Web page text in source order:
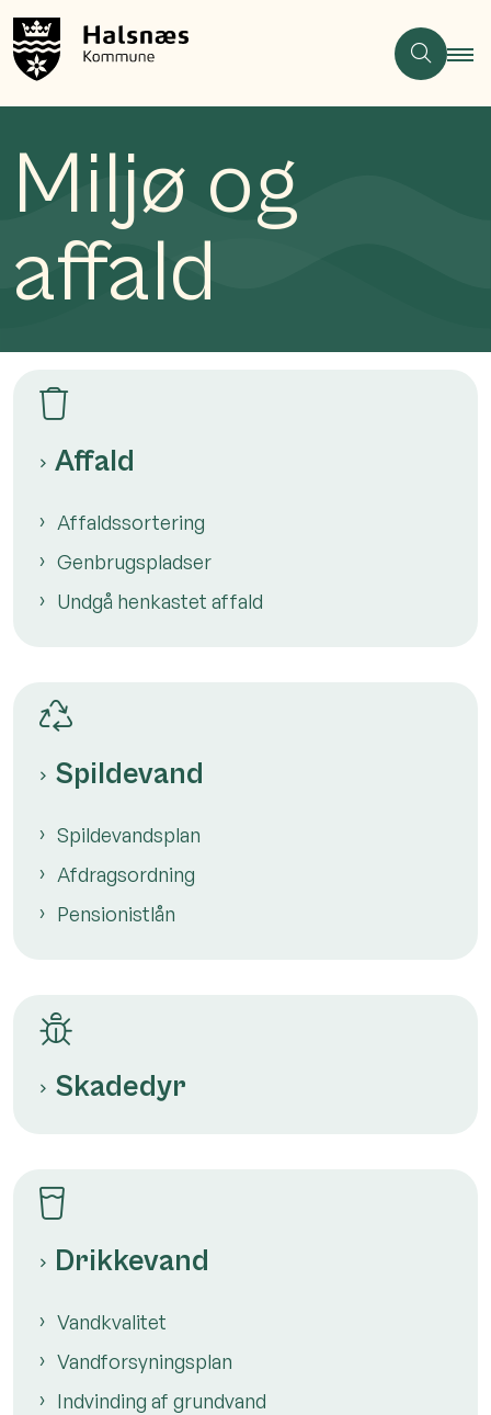
Miljø og
affald
Affald
Affaldssortering
Genbrugspladser
Undgå henkastet affald
Spildevand
Spildevandsplan
Afdragsordning
Pensionistlån
Skadedyr
Drikkevand
Vandkvalitet
Vandforsyningsplan
Indvinding af grundvand